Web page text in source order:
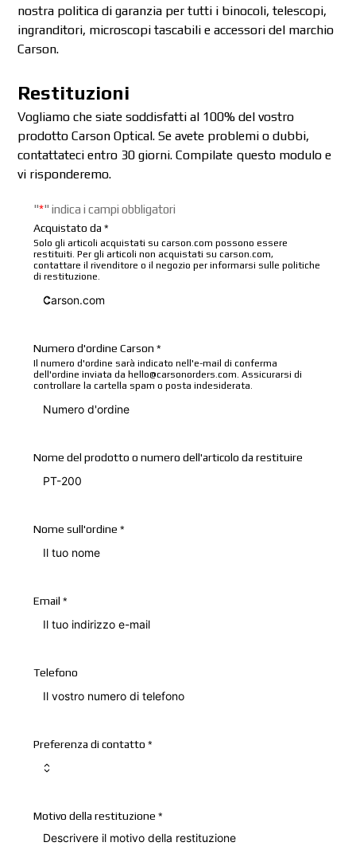
nostra politica di garanzia per tutti i binocoli, telescopi,
ingranditori, microscopi tascabili e accessori del marchio
Carson.
Restituzioni
Vogliamo che siate soddisfatti al 100% del vostro
prodotto Carson Optical. Se avete problemi o dubbi,
contattateci entro 30 giorni. Compilate questo modulo e
vi risponderemo.
"*"indica i campi obbligatori
Acquistato da *
Solo gli articoli acquistati su carson.com possono essere
restituiti. Per gli articoli non acquistati su carson.com,
contattare il rivenditore o il negozio per informarsi sulle politiche
di restituzione.
Numero d'ordine Carson *
Il numero d'ordine sarà indicato nell'e-mail di conferma
dell'ordine inviata da hello@carsonorders.com. Assicurarsi di
controllare la cartella spam o posta indesiderata.
Nome del prodotto o numero dell'articolo da restituire
Nome sull'ordine *
Email *
Telefono
Preferenza di contatto *
Motivo della restituzione *